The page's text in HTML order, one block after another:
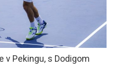
v Pekingu, s Dodigom